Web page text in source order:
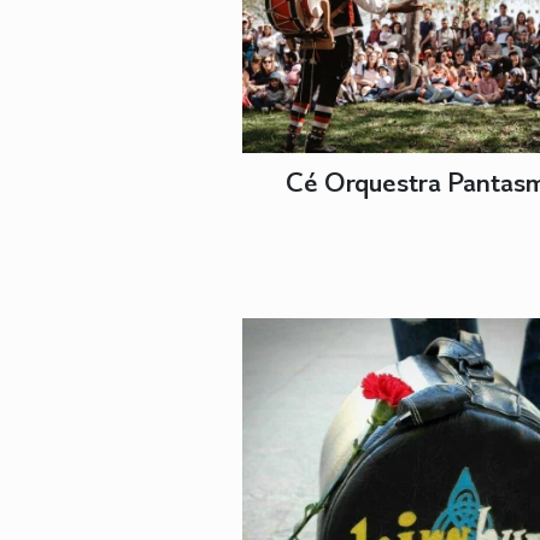
Cé Orquestra